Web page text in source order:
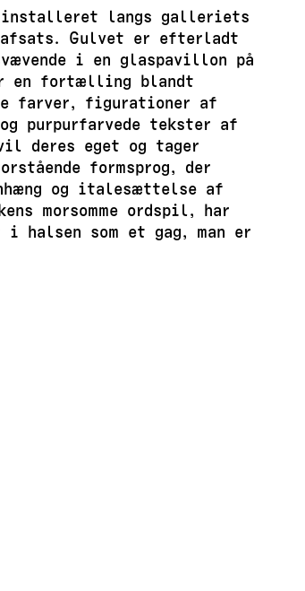
langs galleriets
afsats. Gulvet er efterladt
i en glaspavillon på
en fortælling blandt
farver, figurationer af
og purpurfarvede tekster af
deres eget og tager
formsprog, der
og italesættelse af
morsomme ordspil, har
som et gag, man er